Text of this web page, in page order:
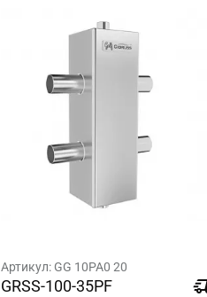
Артикул: GG 10PA0 20
GRSS-100-35PF